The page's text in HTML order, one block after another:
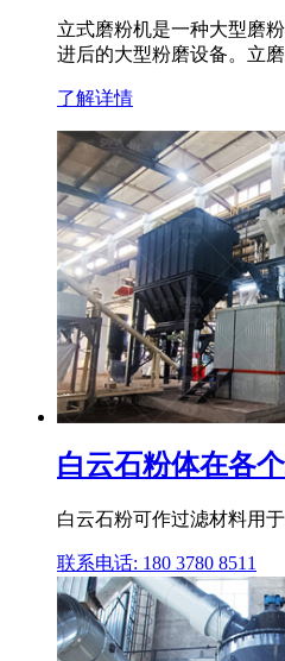
立式磨粉机是一种大型磨
进后的大型粉磨设备。立
了解详情
白云石粉体在各
白云石粉可作过滤材料用
联系电话: 180 3780 8511